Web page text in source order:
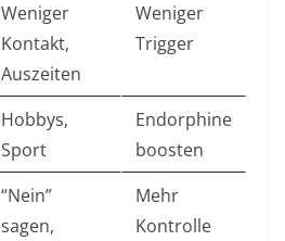
Weniger
Kontakt,
Auszeiten
Weniger
Trigger ​
Hobbys,
Sport
Endorphine
boosten ​
“Nein”
sagen,
Mehr
Kontrolle ​